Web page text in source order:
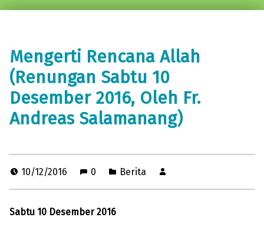
Mengerti Rencana Allah
(Renungan Sabtu 10
Desember 2016, Oleh Fr.
Andreas Salamanang)
10/12/2016 0 Berita
Sabtu 10 Desember 2016